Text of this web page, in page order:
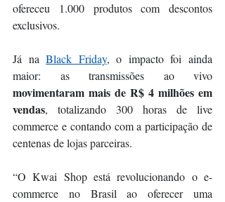
ofereceu 1.000 produtos com descontos
exclusivos.
Já na Black Friday, o impacto foi ainda
maior: as transmissões ao vivo
movimentaram mais de R$ 4 milhões em
vendas, totalizando 300 horas de live
commerce e contando com a participação de
centenas de lojas parceiras.
“O Kwai Shop está revolucionando o e-
commerce no Brasil ao oferecer uma